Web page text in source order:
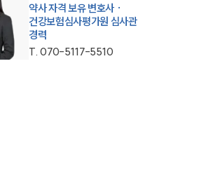
약사 자격 보유 변호사 ·
건강보험심사평가원 심사관
경력
T.070-5117-5510